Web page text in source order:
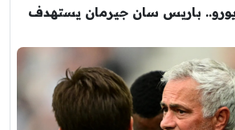
مليون يورو.. باريس سان جيرمان يستهدف